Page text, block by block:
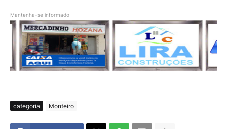
Mantenha-se informado
categoria Monteiro